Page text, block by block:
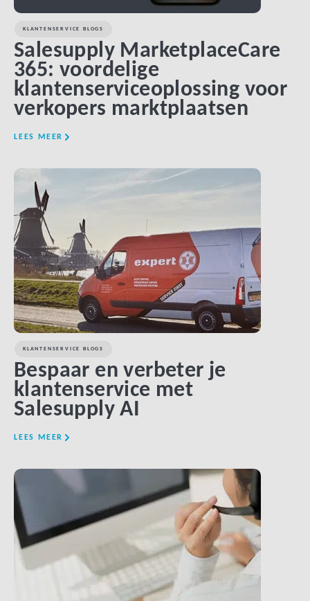
KLANTENSERVICE BLOGS
Salesupply MarketplaceCare
365: voordelige
klantenserviceoplossing voor
verkopers marktplaatsen
LEES MEER
KLANTENSERVICE BLOGS
Bespaar en verbeter je
klantenservice met
Salesupply AI
LEES MEER
LINK BTN